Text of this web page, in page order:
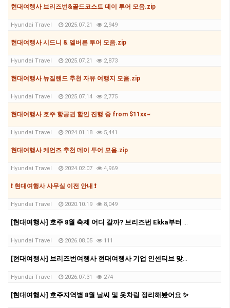
현대여행사 브리즈번&골드코스트 데이 투어 모음.zip
Hyundai Travel 2025.07.21 2,949
현대여행사 시드니 & 멜버른 투어 모음.zip
Hyundai Travel 2025.07.21 2,873
현대여행사 뉴질랜드 추천 자유 여행지 모음.zip
Hyundai Travel 2025.07.14 2,775
현대여행사 호주 항공권 할인 진행 중 from $11xx~
Hyundai Travel 2024.01.18 5,441
현대여행사 케언즈 추천 데이 투어 모음.zip
Hyundai Travel 2024.02.07 4,969
❗ 현대여행사 사무실 이전 안내 ❗
Hyundai Travel 2020.10.19 8,049
Hyundai Travel 2026.08.05 111
[현대여행사] 브리즈번여행사 현대여행사 기업 인센티브 맞춤 관광 후기 | 8박 9일 호주 단체여행
Hyundai Travel 2026.07.31 274
[현대여행사] 호주지역별 8월 날씨 및 옷차림 정리해봤어요 ✨